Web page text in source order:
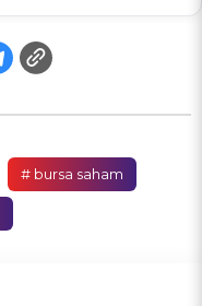
# bursa saham